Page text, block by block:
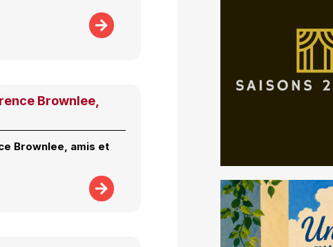
Brownlee,
Brownlee, amis et